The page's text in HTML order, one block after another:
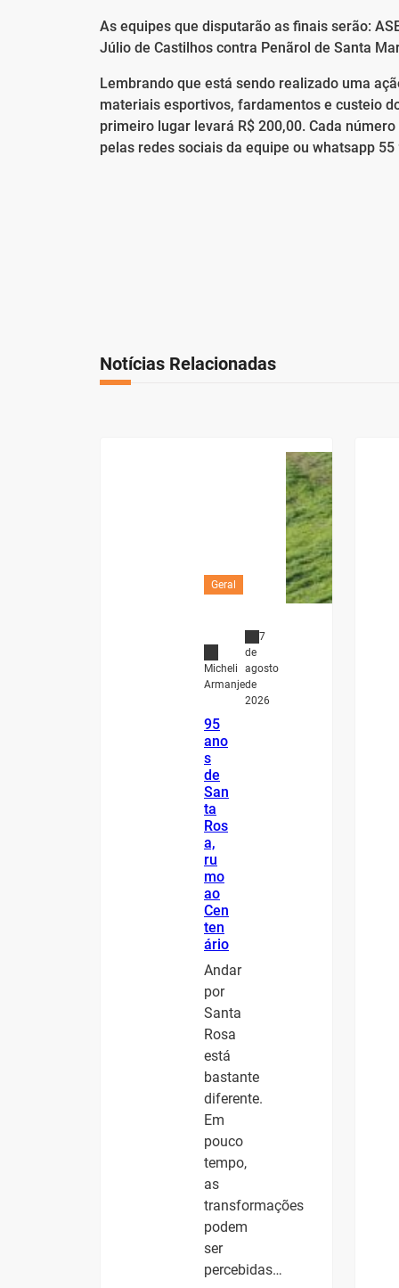
As equipes que disputarão as finais serão:
Júlio de Castilhos contra Penãrol de Santa
Lembrando que está sendo realizado uma
materiais esportivos, fardamentos e custeio
primeiro lugar levará R$ 200,00. Cada
pelas redes sociais da equipe ou whatsapp 55
Notícias Relacionadas
Geral
Micheli
Armanje
7
de
agosto
de
2026
95
ano
s
de
San
ta
Ros
a,
ru
mo
ao
Cen
ten
ário
Andar
por
Santa
Rosa
está
bastante
diferente.
Em
pouco
tempo,
as
transformações
podem
ser
percebidas…